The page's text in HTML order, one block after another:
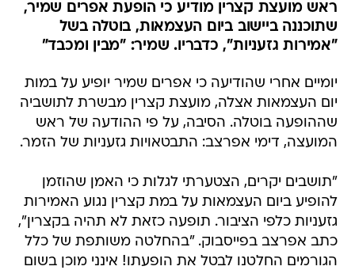
ראש מועצת קצרין מודיע כי הופעת אפרים שמיר,
שתוכננה ביישוב ביום העצמאות, בוטלה בשל
"אמירות גזעניות", כדבריו. שמיר: "מבין ומכבד"
יומיים אחרי שהודיעה כי אפרים שמיר יופיע על במות
יום העצמאות אצלה, מועצת קצרין מבשרת לתושביה
שההופעה בוטלה. הסיבה, על פי ההודעה של ראש
המועצה, דימי אפרצב: התבטאויות גזעניות של הזמר.
"תושבים יקרים, הצטערתי לגלות כי האמן שהוזמן
להופיע ביום העצמאות על במת קצרין נגוע האמירות
גזעניות כלפי הציבור. תופעה כזאת לא תהיה בקצרין",
כתב אפרצב בפייסבוק. "בהחלטה משותפת של כלל
הגורמים החלטנו לבטל את הופעתו! אינני מוכן בשום